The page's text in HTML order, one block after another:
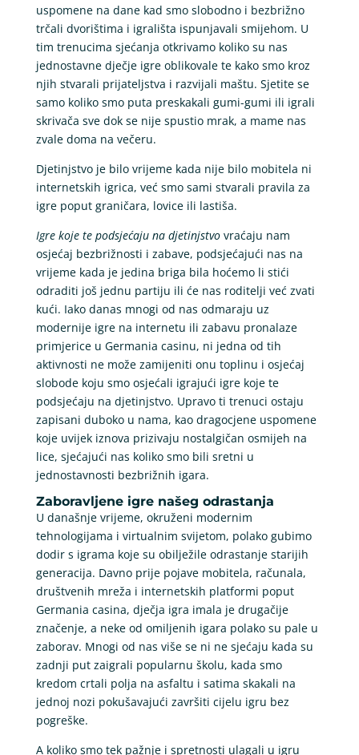
uspomene na dane kad smo slobodno i bezbrižno
trčali dvorištima i igrališta ispunjavali smijehom. U
tim trenucima sjećanja otkrivamo koliko su nas
jednostavne dječje igre oblikovale te kako smo kroz
njih stvarali prijateljstva i razvijali maštu. Sjetite se
samo koliko smo puta preskakali gumi-gumi ili igrali
skrivača sve dok se nije spustio mrak, a mame nas
zvale doma na večeru.
Djetinjstvo je bilo vrijeme kada nije bilo mobitela ni
internetskih igrica, već smo sami stvarali pravila za
igre poput graničara, lovice ili lastiša.
Igre koje te podsjećaju na djetinjstvovraćaju nam
osjećaj bezbrižnosti i zabave, podsjećajući nas na
vrijeme kada je jedina briga bila hoćemo li stići
odraditi još jednu partiju ili će nas roditelji već zvati
kući. Iako danas mnogi od nas odmaraju uz
modernije igre na internetu ili zabavu pronalaze
primjerice u Germania casinu, ni jedna od tih
aktivnosti ne može zamijeniti onu toplinu i osjećaj
slobode koju smo osjećali igrajući igre koje te
podsjećaju na djetinjstvo. Upravo ti trenuci ostaju
zapisani duboko u nama, kao dragocjene uspomene
koje uvijek iznova prizivaju nostalgičan osmijeh na
lice, sjećajući nas koliko smo bili sretni u
jednostavnosti bezbrižnih igara.
Zaboravljene igre našeg odrastanja
U današnje vrijeme, okruženi modernim
tehnologijama i virtualnim svijetom, polako gubimo
dodir s igrama koje su obilježile odrastanje starijih
generacija. Davno prije pojave mobitela, računala,
društvenih mreža i internetskih platformi poput
Germania casina, dječja igra imala je drugačije
značenje, a neke od omiljenih igara polako su pale u
zaborav. Mnogi od nas više se ni ne sjećaju kada su
zadnji put zaigrali popularnu školu, kada smo
kredom crtali polja na asfaltu i satima skakali na
jednoj nozi pokušavajući završiti cijelu igru bez
pogreške.
A koliko smo tek pažnje i spretnosti ulagali u igru